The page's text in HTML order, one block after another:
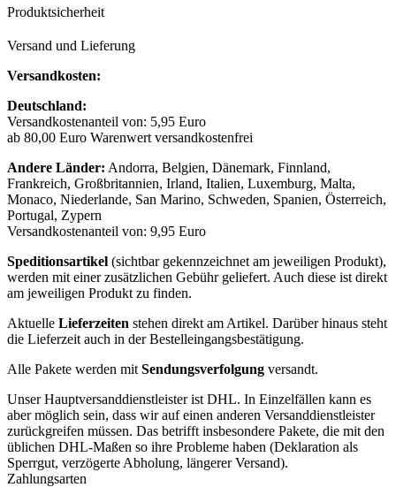
Produktsicherheit
Versand und Lieferung
Versandkosten:
Deutschland:
Versandkostenanteil von: 5,95 Euro
ab 80,00 Euro Warenwert versandkostenfrei
Andere Länder: Andorra, Belgien, Dänemark, Finnland,
Frankreich, Großbritannien, Irland, Italien, Luxemburg, Malta,
Monaco, Niederlande, San Marino, Schweden, Spanien, Österreich,
Portugal, Zypern
Versandkostenanteil von: 9,95 Euro
Speditionsartikel (sichtbar gekennzeichnet am jeweiligen Produkt),
werden mit einer zusätzlichen Gebühr geliefert. Auch diese ist direkt
am jeweiligen Produkt zu finden.
Aktuelle Lieferzeiten stehen direkt am Artikel. Darüber hinaus steht
die Lieferzeit auch in der Bestelleingangsbestätigung.
Alle Pakete werden mit Sendungsverfolgung versandt.
Unser Hauptversanddienstleister ist DHL. In Einzelfällen kann es
aber möglich sein, dass wir auf einen anderen Versanddienstleister
zurückgreifen müssen. Das betrifft insbesondere Pakete, die mit den
üblichen DHL-Maßen so ihre Probleme haben (Deklaration als
Sperrgut, verzögerte Abholung, längerer Versand).
Zahlungsarten